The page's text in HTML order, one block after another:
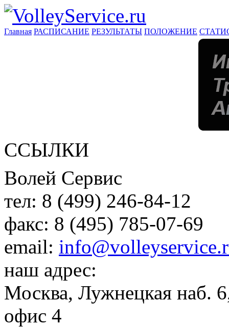
Главная РАСПИСАНИЕ РЕЗУЛЬТАТЫ ПОЛОЖЕНИЕ
ССЫЛКИ
Волей Сервис
тел: 8 (499) 246-84-12
факс: 8 (495) 785-07-69
email:
наш адрес:
Москва, Лужнецкая наб.
офис 4